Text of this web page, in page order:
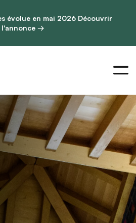
évolue en mai 2026 Découvrir
l'annonce →